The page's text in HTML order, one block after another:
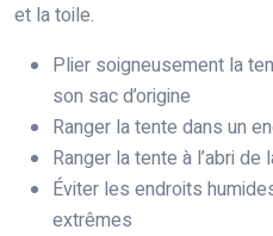
et la toile.
Plier soigneusement la
son sac d’origine
Ranger la tente dans un
Ranger la tente à l’abri de
Éviter les endroits
extrêmes